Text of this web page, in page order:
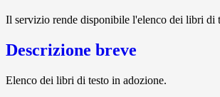
Il servizio rende disponibile l'elenco dei libri di
Descrizione breve
Elenco dei libri di testo in adozione.